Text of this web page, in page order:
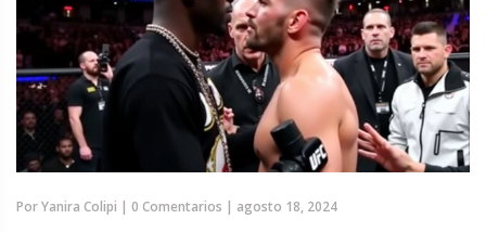
PorYanira Colipi | 0 Comentarios | agosto 18, 2024